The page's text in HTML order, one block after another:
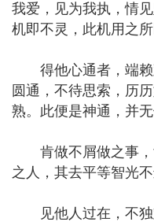
我爱，见为我执，情
机即不灵，此机用之所
得他心通者，端赖
圆通，不待思索，历
熟。此便是神通，并无
肯做不屑做之事，
之人，其去平等智光不
见他人过在，不独